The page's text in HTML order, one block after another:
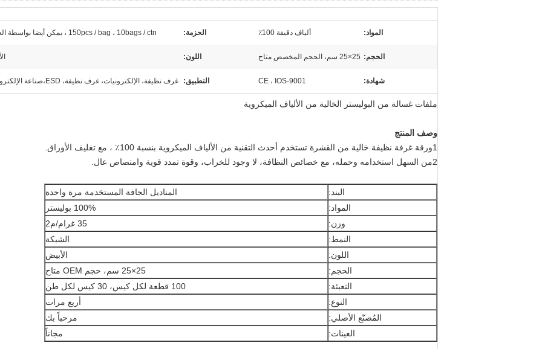
المواد: ألياف دقيقة 100٪ الحزمة: 150pcs / bag ، 10bags / ctn ، يمكن أيضا بواسطة العميل
الحجم: 25×25 سم، الحجم المخصص متاح اللون:
شهادة: CE ، IOS-9001 التطبيق: غرف نظيفة، الإلكترونيات، غرف نظيفة، ESD،صناعة الإلكترونيات
ملفات غسالة من البوليستر الخالية من الألياف الميكروية
وصف المنتج
1ورقة غرفة نظيفة خالية من القشرة تستخدم أحدث التقنية من الألياف الميكروية بنسبة 100٪ ، مع تغليف الأوراق.
2من السهل استخدامه وحمله، مع خصائص النظافة، لا وجود للخراب، وقوة تمدد قوية وامتصاص عال.
البند:
المناديل الجافة المستخدمة مرة واحدة
المواد:
100% بوليستر
وزن:
35 غرام/م2
النمط:
الشبكة
اللون:
الأبيض
الحجم:
25×25 سم، حجم OEM متاح
التعبئة:
100 قطعة لكل كيس، 30 كيس لكل طن
النوع:
أربع مرات
المُصنّع الأصلي:
مرحباً بك
العينات:
مجاناً